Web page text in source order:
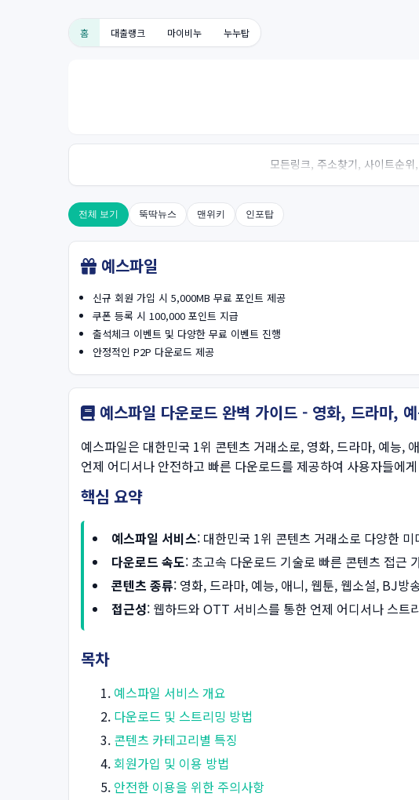
홈 대출랭크 마이비누 누누탑
모든링크, 주소찾기, 사이트순
전체 보기 뚝딱뉴스 맨위키 인포탑
예스파일
신규 회원 가입 시 5,000MB 무료 포인트 제공
쿠폰 등록 시 100,000 포인트 지급
출석체크 이벤트 및 다양한 무료 이벤트 진행
안정적인 P2P 다운로드 제공
예스파일 다운로드 완벽 가이드 - 영화, 드라마,
예스파일은 대한민국 1위 콘텐츠 거래소로, 영화, 드라마, 예능,
언제 어디서나 안전하고 빠른 다운로드를 제공하여 사용자들에
핵심 요약
예스파일 서비스: 대한민국 1위 콘텐츠 거래소로 다양한
다운로드 속도: 초고속 다운로드 기술로 빠른 콘텐츠 접근
콘텐츠 종류: 영화, 드라마, 예능, 애니, 웹툰, 웹소설, BJ방
접근성: 웹하드와 OTT 서비스를 통한 언제 어디서나 스트
목차
예스파일 서비스 개요
다운로드 및 스트리밍 방법
콘텐츠 카테고리별 특징
회원가입 및 이용 방법
안전한 이용을 위한 주의사항